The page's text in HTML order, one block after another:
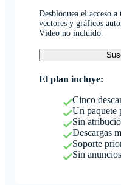
Desbloquea el acceso
vectores y gráficos
Vídeo no incluido.
El plan incluye:
Cinco
Un paquete
Sin
Descargas
Soporte
Sin anuncios